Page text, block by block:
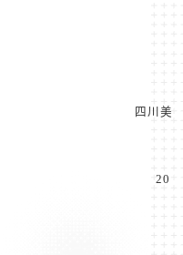
四川美
20